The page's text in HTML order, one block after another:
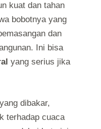
kuat dan tahan
bobotnya yang
dan
Ini bisa
yang serius jika
dibakar,
terhadap cuaca